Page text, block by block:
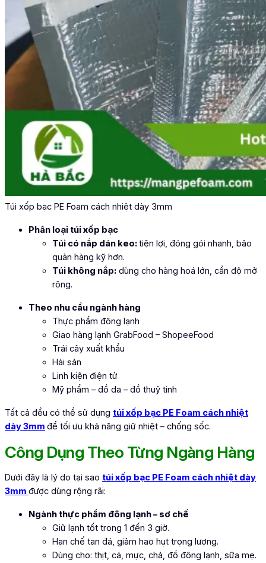
Túi xốp bạc PE Foam cách nhiệt dày 3mm
Phân loại túi xốp bạc
Túi có nắp dán keo:tiện lợi, đóng gói nhanh, bảo
quản hàng kỹ hơn.
Túi không nắp: dùng cho hàng hoá lớn, cần độ mở
rộng.
Theo nhu cầu ngành hàng
Thực phẩm đông lạnh
Giao hàng lạnh GrabFood – ShopeeFood
Trái cây xuất khẩu
Hải sản
Linh kiện điện tử
Mỹ phẩm – đồ da – đồ thuỷ tinh
Tất cả đều có thể sử dụng túi xốp bạc PE Foam cách nhiệt
dày 3mm để tối ưu khả năng giữ nhiệt – chống sốc.
Công Dụng Theo Từng Ngàng Hàng
Dưới đây là lý do tại sao túi xốp bạc PE Foam cách nhiệt dày
3mm được dùng rộng rãi:
Ngành thực phẩm đông lạnh – sơ chế
Giữ lạnh tốt trong 1 đến 3 giờ.
Hạn chế tan đá, giảm hao hụt trọng lượng.
Dùng cho: thịt, cá, mực, chả, đồ đông lạnh, sữa mẹ.